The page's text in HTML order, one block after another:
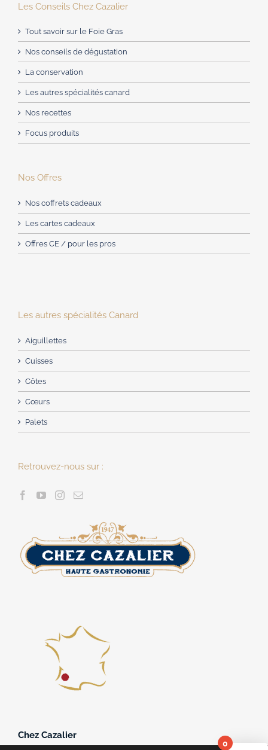
Les Conseils Chez Cazalier
Tout savoir sur le Foie Gras
Nos conseils de dégustation
La conservation
Les autres spécialités canard
Nos recettes
Focus produits
Nos Offres
Nos coffrets cadeaux
Les cartes cadeaux
Offres CE / pour les pros
Les autres spécialités Canard
Aiguillettes
Cuisses
Côtes
Cœurs
Palets
Retrouvez-nous sur :
Chez Cazalier
0